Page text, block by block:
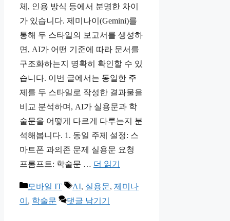
체, 인용 방식 등에서 분명한 차이
가 있습니다. 제미나이(Gemini)를
통해 두 스타일의 보고서를 생성하
면, AI가 어떤 기준에 따라 문서를
구조화하는지 명확히 확인할 수 있
습니다. 이번 글에서는 동일한 주
제를 두 스타일로 작성한 결과물을
비교 분석하며, AI가 실용문과 학
술문을 어떻게 다르게 다루는지 분
석해봅니다. 1. 동일 주제 설정: 스
마트폰 과의존 문제 실용문 요청
프롬프트: 학술문 … 더 읽기
카
테
모바일 IT
태
그
AI, 실용문, 제미나
이 , 학술문 댓글 남기기